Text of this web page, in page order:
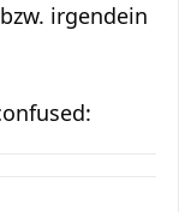
irgendein